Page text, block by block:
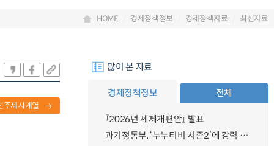
HOME 경제정책정보 경제정책자료 최신자료
주제시계열
많이 본 자료
경제정책정보 전체
『2026년 세제개편안』 발표
과기정통부, ‘누누티비 시즌2’에 강력 대응 의지 밝혀